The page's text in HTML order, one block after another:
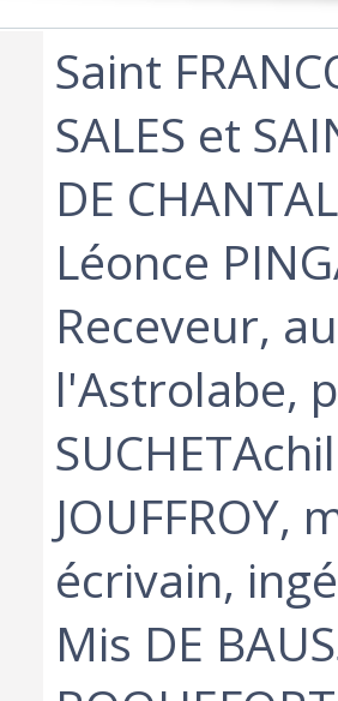
‎Saint
SALES et
DE
Léonce
Receveur,
l'Astrolabe,
JOUFFROY,
écrivain,
Mis DE